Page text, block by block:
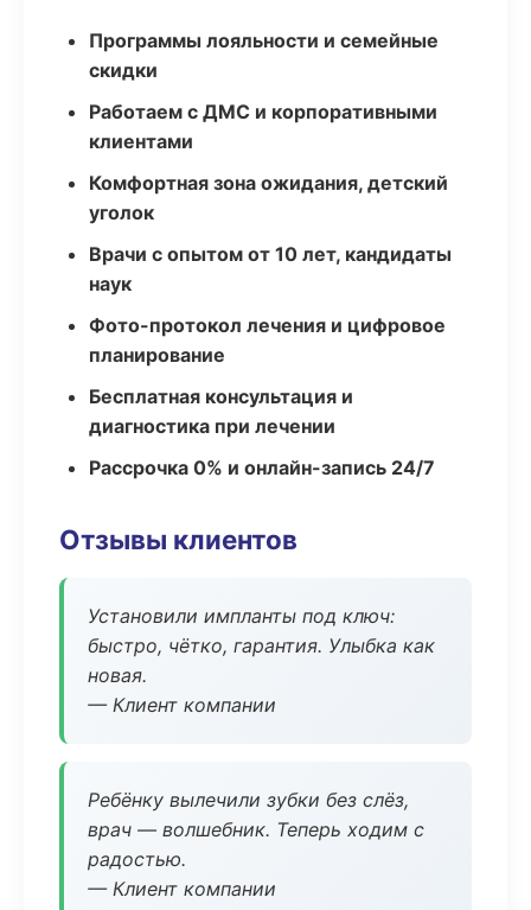
Программы лояльности и семейные
скидки
Работаем с ДМС и корпоративными
клиентами
Комфортная зона ожидания, детский
уголок
Врачи с опытом от 10 лет, кандидаты
наук
Фото-протокол лечения и цифровое
планирование
Бесплатная консультация и
диагностика при лечении
Рассрочка 0% и онлайн-запись 24/7
Отзывы клиентов
Установили импланты под ключ:
быстро, чётко, гарантия. Улыбка как
новая.
— Клиент компании
Ребёнку вылечили зубки без слёз,
врач — волшебник. Теперь ходим с
радостью.
— Клиент компании